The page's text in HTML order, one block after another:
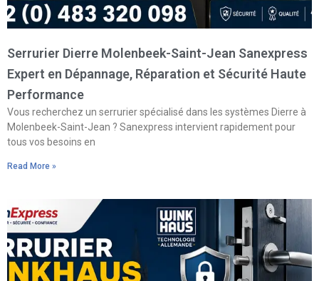
Serrurier Dierre Molenbeek-Saint-Jean Sanexpress
Expert en Dépannage, Réparation et Sécurité Haute
Performance
Vous recherchez un serrurier spécialisé dans les systèmes Dierre à
Molenbeek-Saint-Jean ? Sanexpress intervient rapidement pour
tous vos besoins en
Read More »